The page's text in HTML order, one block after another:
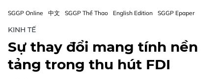
SGGP Online 中文 SGGP Thể Thao English Edition SGGP Epaper
KINH TẾ
Sự thay đổi mang tính nền
tảng trong thu hút FDI